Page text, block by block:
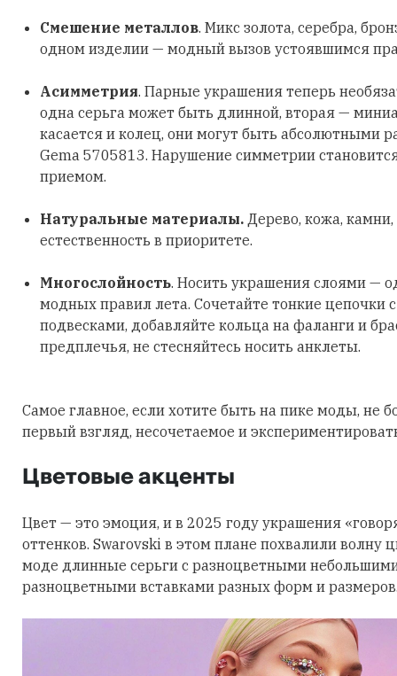
Смешение металлов. Микс золота, серебра,
одном изделии — модный вызов устоявшимся
Асимметрия. Парные украшения теперь
одна серьга может быть длинной, вторая —
касается и колец, они могут быть абсолютными
Gema 5705813. Нарушение симметрии
приемом.
Натуральные материалы. Дерево, кожа,
естественность в приоритете.
Многослойность. Носить украшения слоями —
модных правил лета. Сочетайте тонкие цепочки
подвесками, добавляйте кольца на фаланги и
предплечья, не стесняйтесь носить анклеты.
Самое главное, если хотите быть на пике моды, не
первый взгляд, несочетаемое и
Цветовые акценты
Цвет — это эмоция, и в 2025 году украшения
оттенков. Swarovski в этом плане похвалили волну
моде длинные серьги с разноцветными
разноцветными вставками разных форм и